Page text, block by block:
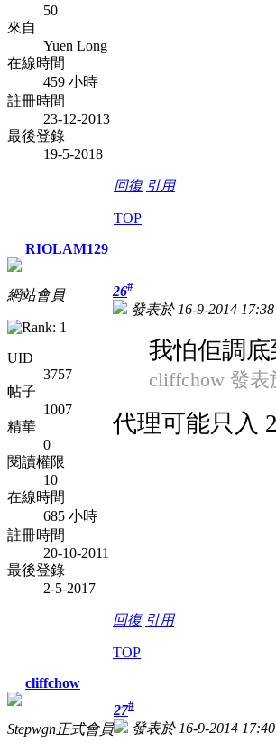
50
來自
Yuen Long
在線時間
459 小時
註冊時間
23-12-2013
最後登錄
19-5-2018
回復 引用
TOP
RIOLAM129
網站會員
UID
3757
帖子
1007
精華
0
閱讀權限
10
在線時間
685 小時
註冊時間
20-10-2011
最後登錄
2-5-2017
26#
發表於 16-9-2014 17:38
我怕佢調
cliffchow 發表
代理可能只入
回復 引用
TOP
cliffchow
Stepwgn正式會員
27#
發表於 16-9-2014 17:40